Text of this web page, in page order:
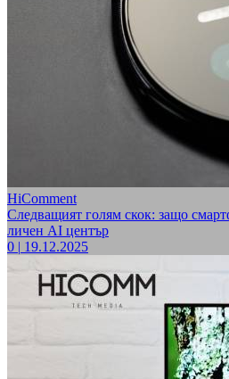
HiComment
Следващият голям скок: защо
личен AI център
0 | 19.12.2025